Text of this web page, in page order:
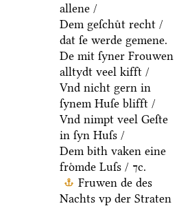
allene /
Dem geſchuͤt recht /
dat ſe werde gemene.
De mit ſyner Frouwen
alltydt veel kifft /
Vnd nicht gern in
ſynem Huſe blifft /
Vnd nimpt veel Geſte
in ſyn Huſs /
Dem bith vaken eine
froͤmde Luſs / ⁊c.
Fruwen de des
Nachts vp der Straten